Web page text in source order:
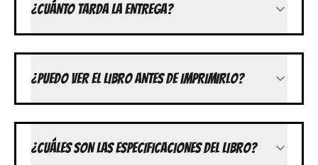
¿CUÁNTO TARDA LA ENTREGA?
¿PUEDO VER EL LIBRO ANTES DE IMPRIMIRLO?
¿CUÁLES SON LAS ESPECIFICACIONES DEL LIBRO?